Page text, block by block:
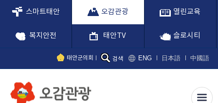
스마트태안 오감관광 열린교육
복지안전 태안TV 슬로시티
태안군의회 검색 ENG 日本語 中國語